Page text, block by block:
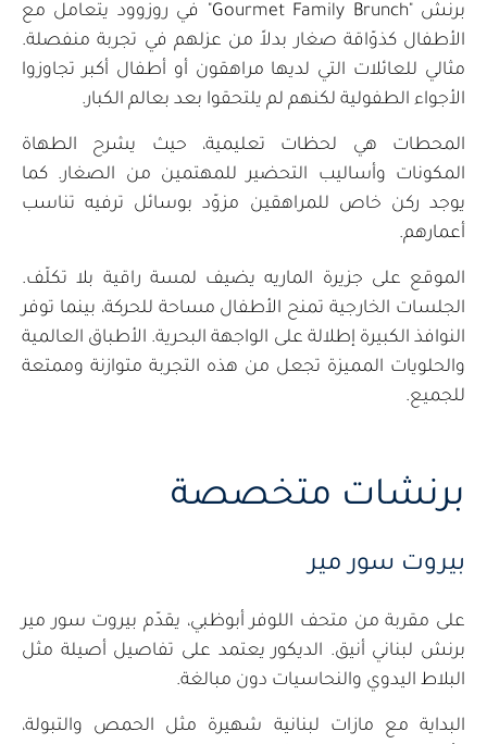
برنش "Gourmet Family Brunch" في روزوود يتعامل مع
الأطفال كذوّاقة صغار بدلاً من عزلهم في تجربة منفصلة.
مثالي للعائلات التي لديها مراهقون أو أطفال أكبر تجاوزوا
الأجواء الطفولية لكنهم لم يلتحقوا بعد بعالم الكبار.
المحطات هي لحظات تعليمية، حيث يشرح الطهاة
المكونات وأساليب التحضير للمهتمين من الصغار. كما
يوجد ركن خاص للمراهقين مزوّد بوسائل ترفيه تناسب
أعمارهم.
الموقع على جزيرة الماريه يضيف لمسة راقية بلا تكلّف.
الجلسات الخارجية تمنح الأطفال مساحة للحركة، بينما توفر
النوافذ الكبيرة إطلالة على الواجهة البحرية. الأطباق العالمية
والحلويات المميزة تجعل من هذه التجربة متوازنة وممتعة
للجميع.
برنشات متخصصة
بيروت سور مير
على مقربة من متحف اللوفر أبوظبي، يقدّم بيروت سور مير
برنش لبناني أنيق. الديكور يعتمد على تفاصيل أصيلة مثل
البلاط اليدوي والنحاسيات دون مبالغة.
البداية مع مازات لبنانية شهيرة مثل الحمص والتبولة،